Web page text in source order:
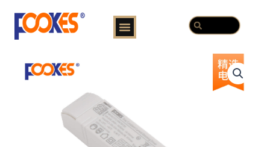
Menu SearchSearch